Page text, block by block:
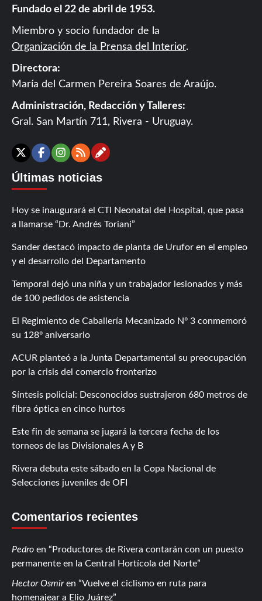
Fundado el 22 de abril de 1953.
Miembro y socio fundador de la
Organización de la Prensa del Interior.
Directora:
María del Carmen Pereira Soares de Araújo.
Administración, Redacción y Talleres:
Gral. San Martín 711, Rivera - Uruguay.
X Facebook
Instagram
RSSContáctanos
Últimas noticias
Hoy se inaugurará el CTI Neonatal del Hospital, que pasa
a llamarse “Dr. Andrés Toriani”
Sander destacó impacto de planta de Urufor en el empleo
y el desarrollo del Departamento
Temporal dejó una niña y un trabajador lesionados y más
de 100 pedidos de asistencia
El Regimiento de Caballería Mecanizado Nº 3 conmemoró
su 128º aniversario
ACUR planteó a la Junta Departamental su preocupación
por la crisis del comercio fronterizo
Síntesis policial: Desconocidos sustrajeron 680 metros de
fibra óptica en cinco hurtos
Este fin de semana se jugará la tercera fecha de los
torneos de las Divisionales A y B
Rivera debuta este sábado en la Copa Nacional de
Selecciones juveniles de OFI
Comentarios recientes
Pedro en
Productores de Rivera contarán con un puesto
permanente en la Central Hortícola del Norte
Hector Osmiren
Vuelve el ciclismo en ruta para
homenajear a Elio Juárez